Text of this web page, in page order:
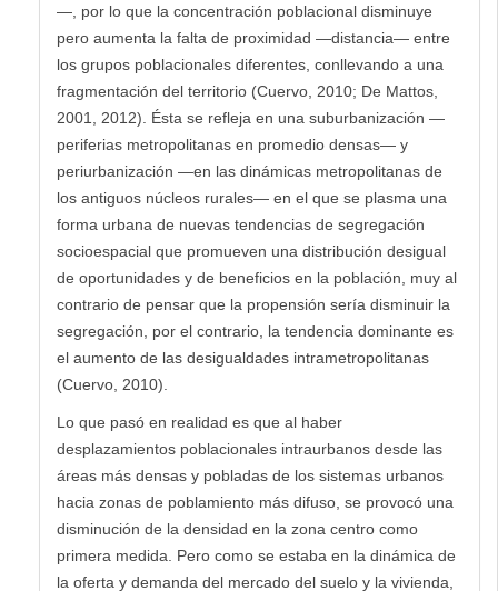
—, por lo que la concentración poblacional disminuye
pero aumenta la falta de proximidad —distancia— entre
los grupos poblacionales diferentes, conllevando a una
fragmentación del territorio (Cuervo, 2010; De Mattos,
2001, 2012). Ésta se refleja en una suburbanización —
periferias metropolitanas en promedio densas— y
periurbanización —en las dinámicas metropolitanas de
los antiguos núcleos rurales— en el que se plasma una
forma urbana de nuevas tendencias de segregación
socioespacial que promueven una distribución desigual
de oportunidades y de beneficios en la población, muy al
contrario de pensar que la propensión sería disminuir la
segregación, por el contrario, la tendencia dominante es
el aumento de las desigualdades intrametropolitanas
(Cuervo, 2010).
Lo que pasó en realidad es que al haber
desplazamientos poblacionales intraurbanos desde las
áreas más densas y pobladas de los sistemas urbanos
hacia zonas de poblamiento más difuso, se provocó una
disminución de la densidad en la zona centro como
primera medida. Pero como se estaba en la dinámica de
la oferta y demanda del mercado del suelo y la vivienda,